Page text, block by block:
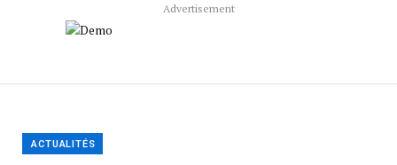
Advertisement
ACTUALITÉS